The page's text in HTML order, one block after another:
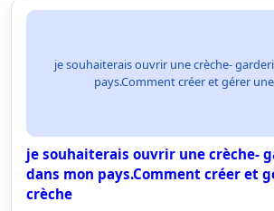
je souhaiterais ouvrir une crèche-
pays.Comment créer et gérer
je souhaiterais ouvrir une crèche-
dans mon pays.Comment créer et
crèche